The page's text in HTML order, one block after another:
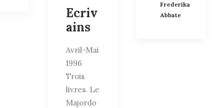
Frederika
Abbate
Ecriv
ains
Avril-Mai
1996
Trois
livres. Le
Majordo